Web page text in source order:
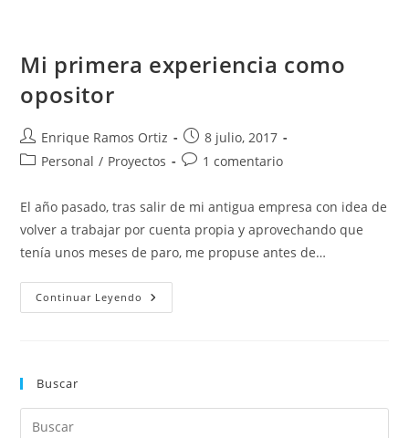
Mi primera experiencia como
opositor
Autor
de
Enrique Ramos Ortiz
Publicación
de
8 julio, 2017
Categoría
la
entrada:
Personal / Proyectos
Comentarios
entrada:
1 comentario
El año pasado, tras salir de mi antigua empresa con idea de
volver a trabajar por cuenta propia y aprovechando que
tenía unos meses de paro, me propuse antes de…
Continuar Leyendo Mi
Primera
Buscar